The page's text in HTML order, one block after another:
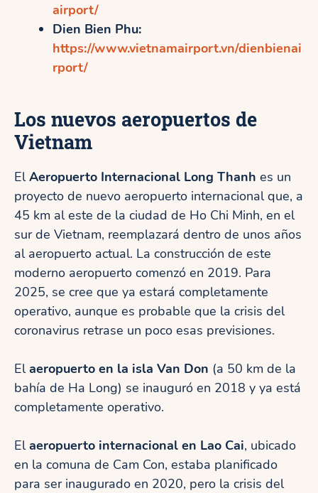
airport/
Dien Bien Phu:
https://www.vietnamairport.vn/dienbienai
rport/
Los nuevos aeropuertos de
Vietnam
ElAeropuerto Internacional Long Thanh es un
proyecto de nuevo aeropuerto internacional que, a
45 km al este de la ciudad de Ho Chi Minh, en el
sur de Vietnam, reemplazará dentro de unos años
al aeropuerto actual. La construcción de este
moderno aeropuerto comenzó en 2019. Para
2025, se cree que ya estará completamente
operativo, aunque es probable que la crisis del
coronavirus retrase un poco esas previsiones.
Elaeropuerto en la isla Van Don (a 50 km de la
bahía de Ha Long) se inauguró en 2018 y ya está
completamente operativo.
Elaeropuerto internacional en Lao Cai, ubicado
en la comuna de Cam Con, estaba planificado
para ser inaugurado en 2020, pero la crisis del